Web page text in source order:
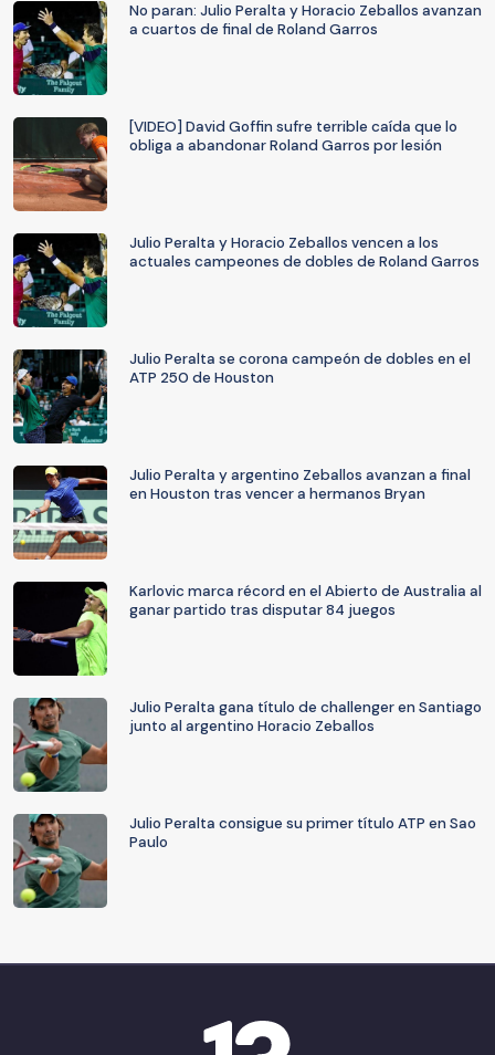
No paran: Julio Peralta y Horacio Zeballos avanzan
a cuartos de final de Roland Garros
[VIDEO] David Goffin sufre terrible caída que lo
obliga a abandonar Roland Garros por lesión
Julio Peralta y Horacio Zeballos vencen a los
actuales campeones de dobles de Roland Garros
Julio Peralta se corona campeón de dobles en el
ATP 250 de Houston
Julio Peralta y argentino Zeballos avanzan a final
en Houston tras vencer a hermanos Bryan
Karlovic marca récord en el Abierto de Australia al
ganar partido tras disputar 84 juegos
Julio Peralta gana título de challenger en Santiago
junto al argentino Horacio Zeballos
Julio Peralta consigue su primer título ATP en Sao
Paulo